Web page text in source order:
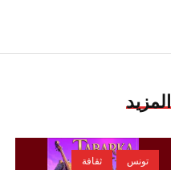
المزيد
تونس ثقافة